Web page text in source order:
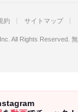
約 サイトマップ
All Rights Reserved.